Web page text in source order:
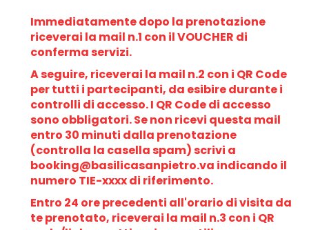
Immediatamente dopo la prenotazione
riceverai la mail n.1 con il VOUCHER di
conferma servizi.
A seguire, riceverai la mail n.2 con i QR Code
per tutti i partecipanti, da esibire durante i
controlli di accesso. I QR Code di accesso
sono obbligatori. Se non ricevi questa mail
entro 30 minuti dalla prenotazione
(controlla la casella spam) scrivi a
booking@basilicasanpietro.va indicando il
numero TIE-xxxx di riferimento.
Entro 24 ore precedenti all'orario di visita da
te prenotato, riceverai la mail n.3 con i QR